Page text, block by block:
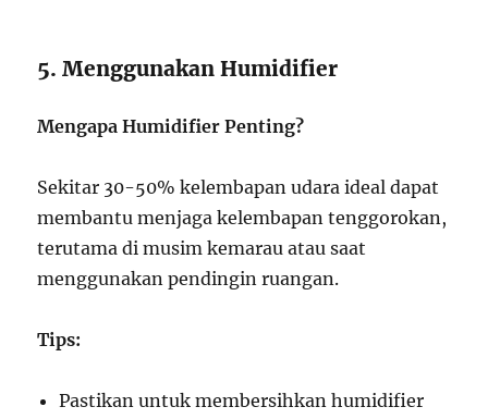
5. Menggunakan Humidifier
Mengapa Humidifier Penting?
Sekitar 30-50% kelembapan udara ideal dapat
membantu menjaga kelembapan tenggorokan,
terutama di musim kemarau atau saat
menggunakan pendingin ruangan.
Tips:
Pastikan untuk membersihkan humidifier